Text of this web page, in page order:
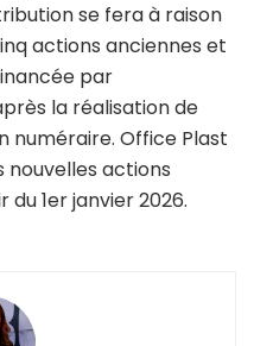
se fera à raison
actions anciennes et
par
la réalisation de
numéraire. Office Plast
nouvelles actions
1er janvier 2026.